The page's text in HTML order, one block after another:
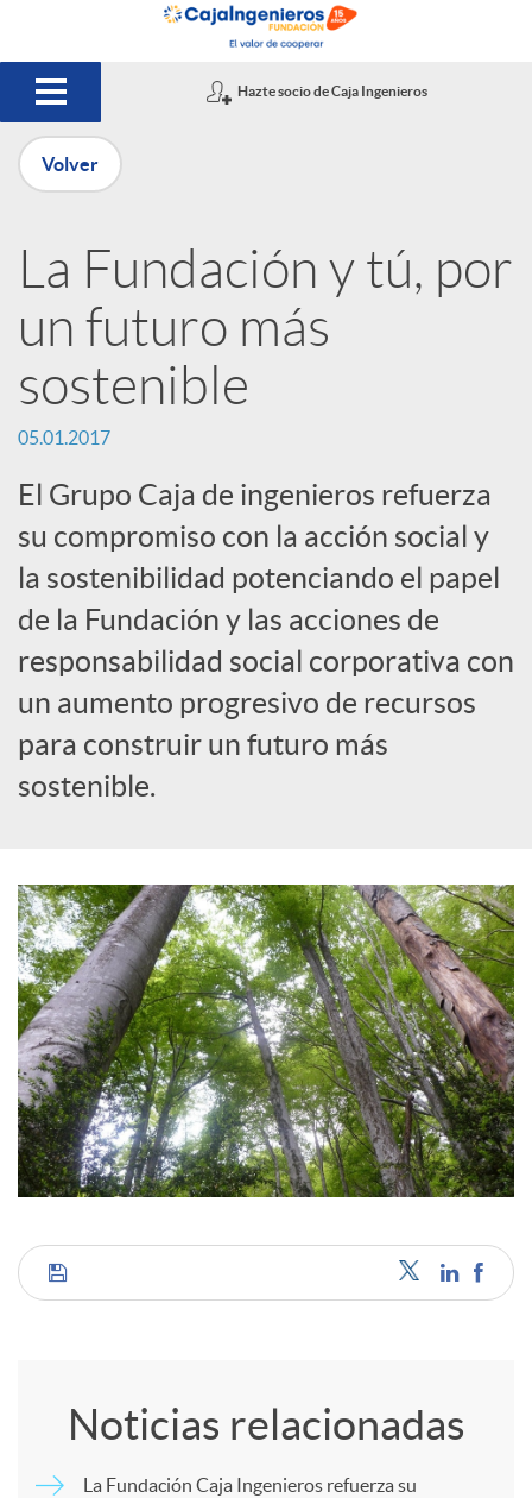
Saltar al contenido principal
Hazte socio de Caja Ingenieros
u
b
l
i
c
a
d
r
d
e
c
o
n
Volver
La Fundación y tú, por
un futuro más
sostenible
05.01.2017
El Grupo Caja de ingenieros refuerza
su compromiso con la acción social y
la sostenibilidad potenciando el papel
de la Fundación y las acciones de
responsabilidad social corporativa con
un aumento progresivo de recursos
para construir un futuro más
sostenible.
C
m
Noticias relacionadas
La Fundación Caja Ingenieros refuerza su